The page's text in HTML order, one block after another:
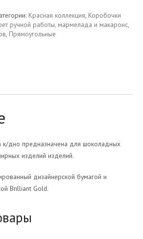
Красная коллекция, Коробочки
ручной работы, мармелада и макаронс,
, Прямоугольные
дно предназначена для шоколадных
изделий изделий.
дизайнерской бумагой и
Brilliant Gold.